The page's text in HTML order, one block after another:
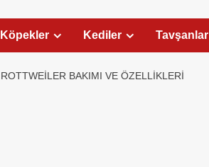
Köpekler Kediler Tavşanlar
ROTTWEILER BAKIMI VE ÖZELLIKLERI